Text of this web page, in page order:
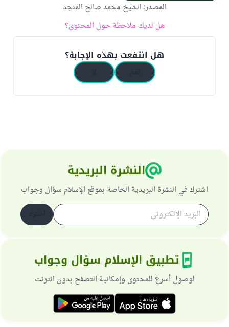
المصدر: الشيخ محمد صالح المنجد
هل لديك ملاحظة حول المحتوى؟
هل انتفعت بهذه الإجابة؟
النشرة البريدية
اشترك في النشرة البريدية الخاصة بموقع الإسلام سؤال وجواب
تطبيق الإسلام سؤال وجواب
لوصول أسرع للمحتوى وإمكانية التصفح بدون انترنت